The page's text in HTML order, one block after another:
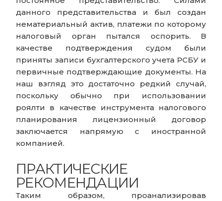
данного представительства и был создан
нематериальный актив, платежи по которому
налоговый орган пытался оспорить. В
качестве подтверждения судом были
приняты записи бухгалтерского учета РСБУ и
первичные подтверждающие документы. На
наш взгляд это достаточно редкий случай,
поскольку обычно при использовании
роялти в качестве инструмента налогового
планирования лицензионный договор
заключается напрямую с иностранной
компанией.
ПРАКТИЧЕСКИЕ
РЕКОМЕНДАЦИИ
Таким образом, проанализировав